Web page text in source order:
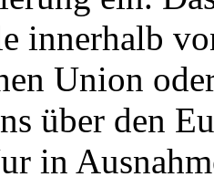
innerhalb
Union
über den
in